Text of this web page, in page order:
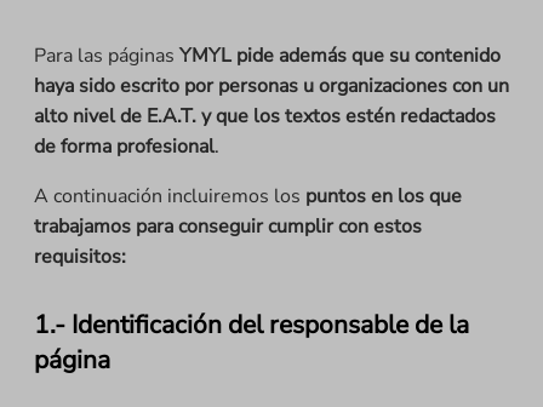
Para las páginasYMYL pide además que su contenido
haya sido escrito por personas u organizaciones con un
alto nivel de E.A.T. y que los textos estén redactados
de forma profesional.
A continuación incluiremos los puntos en los que
trabajamos para conseguir cumplir con estos
requisitos:
1.- Identificación del responsable de la
página